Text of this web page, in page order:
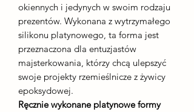
okiennych i jedynych w swoim rodzaju
prezentów. Wykonana z wytrzymałego
silikonu platynowego, ta forma jest
przeznaczona dla entuzjastów
majsterkowania, którzy chcą ulepszyć
swoje projekty rzemieślnicze z żywicy
epoksydowej.
Ręcznie wykonane platynowe formy